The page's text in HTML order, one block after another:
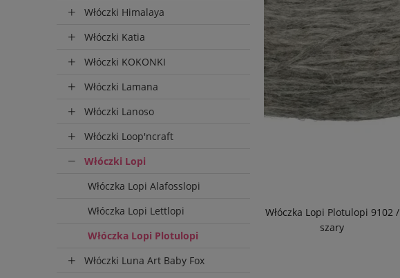
Włóczki Himalaya
Włóczki Katia
Włóczki KOKONKI
Włóczki Lamana
Włóczki Lanoso
Włóczki Loop'ncraft
Włóczki Lopi
Włóczka Lopi Alafosslopi
Włóczka Lopi Lettlopi
Włóczka Lopi Plotulopi
Włóczki Luna Art Baby Fox
do 72 godz. + dostawa(3)
Włóczka Lopi Plotulopi 9102 /
szary